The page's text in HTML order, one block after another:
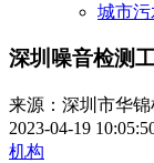
城市污
深圳噪音检测
来源：深圳市华
2023-04-19
机构